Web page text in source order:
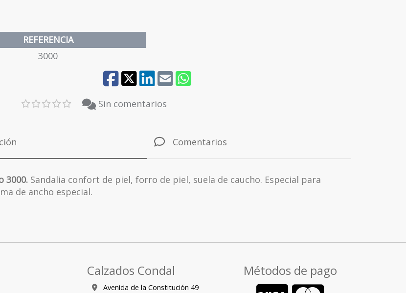
REFERENCIA
3000
Sin comentarios
Comentarios
3000. Sandalia confort de piel, forro de piel, suela de caucho. Especial para
de ancho especial.
Calzados Condal
Avenida de la Constitución 49
Métodos de pago